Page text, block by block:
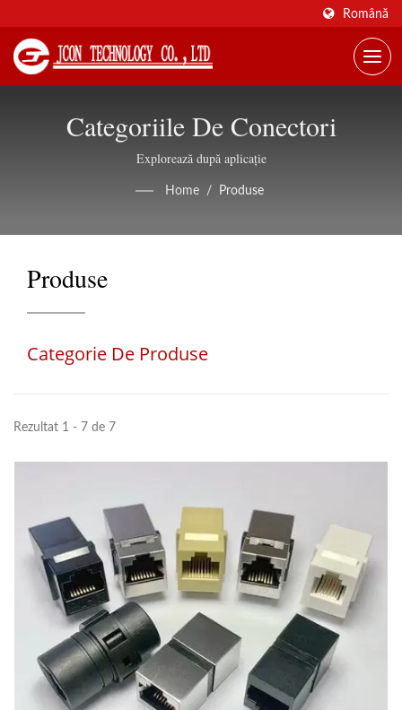
Română
Categoriile De Conectori
Explorează după aplicație
Home / Produse
Produse
Categorie De Produse
Rezultat 1 - 7 de 7